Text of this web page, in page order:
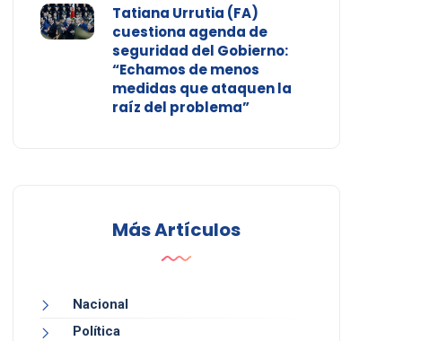
Tatiana Urrutia (FA)
cuestiona agenda de
seguridad del Gobierno:
“Echamos de menos
medidas que ataquen la
raíz del problema”
Más Artículos
Nacional
Política